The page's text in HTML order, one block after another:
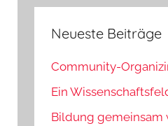
Neueste Beiträge
Community-
Ein
Bildung